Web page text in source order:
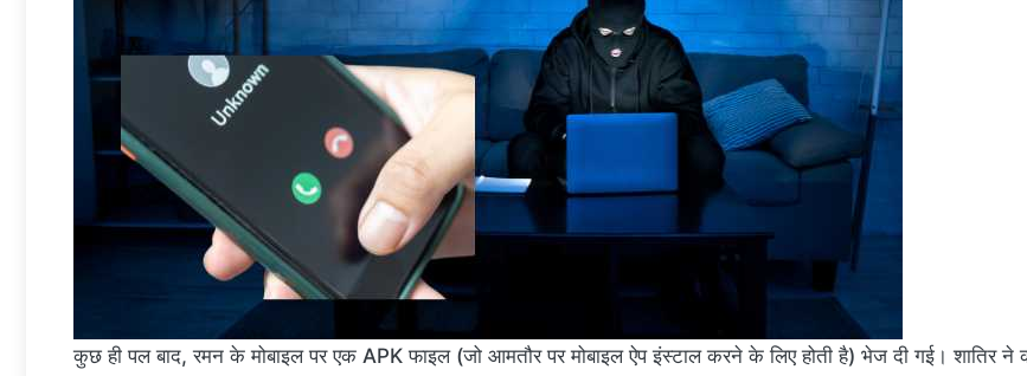
कुछ ही पल बाद, रमन के मोबाइल पर एक APK फाइल (जो आमतौर पर मोबाइल ऐप इंस्टाल करने के लिए होती है) भेज दी गई। शातिर ने